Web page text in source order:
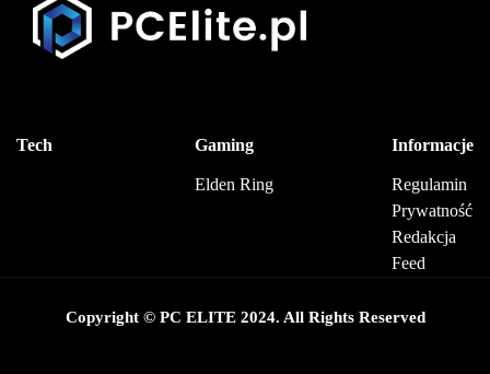
Tech Gaming
Elden Ring
Informacje
Regulamin
Prywatność
Redakcja
Feed
Copyright © PC ELITE 2024. All Rights Reserved